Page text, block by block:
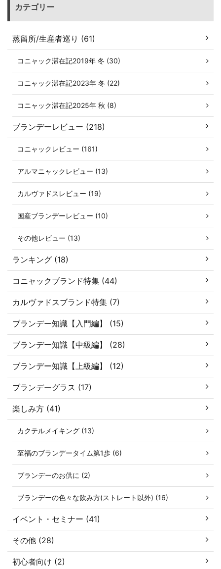
カテゴリー
蒸留所/生産者巡り (61)
コニャック滞在記2019年 冬 (30)
コニャック滞在記2023年 冬 (22)
コニャック滞在記2025年 秋 (8)
ブランデーレビュー (218)
コニャックレビュー (161)
アルマニャックレビュー (13)
カルヴァドスレビュー (19)
国産ブランデーレビュー (10)
その他レビュー (13)
ランキング (18)
コニャックブランド特集 (44)
カルヴァドスブランド特集 (7)
ブランデー知識【入門編】 (15)
ブランデー知識【中級編】 (28)
ブランデー知識【上級編】 (12)
ブランデーグラス (17)
楽しみ方 (41)
カクテルメイキング (13)
至福のブランデータイム第1歩 (6)
ブランデーのお供に (2)
ブランデーの色々な飲み方(ストレート以外) (16)
イベント・セミナー (41)
その他 (28)
初心者向け (2)